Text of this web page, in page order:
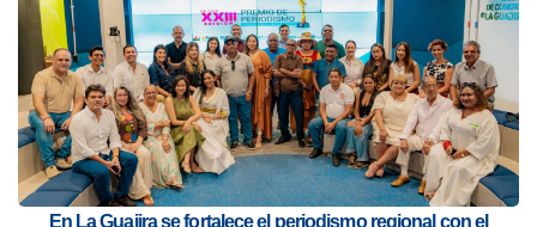
En La Guajira se fortalece el periodismo regional con el